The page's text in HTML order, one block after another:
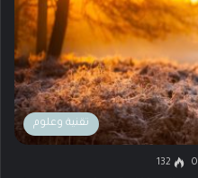
تقنية وعلوم
0
132